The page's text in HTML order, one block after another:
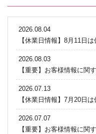
2026.08.04
【休業日情報】8月11日
2026.08.03
【重要】お客様情報に関
2026.07.13
【休業日情報】7月20日
2026.07.07
【重要】お客様情報に関